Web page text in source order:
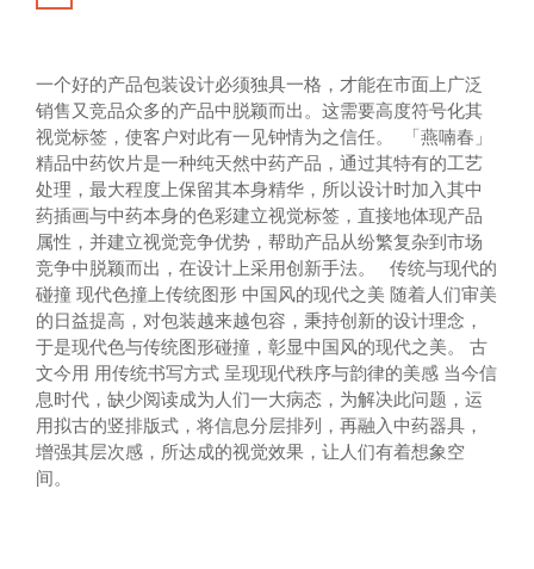
一个好的产品包装设计必须独具一格，才能在市面上广泛
销售又竞品众多的产品中脱颖而出。这需要高度符号化其
视觉标签，使客户对此有一见钟情为之信任。 「燕喃春」
精品中药饮片是一种纯天然中药产品，通过其特有的工艺
处理，最大程度上保留其本身精华，所以设计时加入其中
药插画与中药本身的色彩建立视觉标签，直接地体现产品
属性，并建立视觉竞争优势，帮助产品从纷繁复杂到市场
竞争中脱颖而出，在设计上采用创新手法。 传统与现代的
碰撞 现代色撞上传统图形 中国风的现代之美 随着人们审美
的日益提高，对包装越来越包容，秉持创新的设计理念，
于是现代色与传统图形碰撞，彰显中国风的现代之美。 古
文今用 用传统书写方式 呈现现代秩序与韵律的美感 当今信
息时代，缺少阅读成为人们一大病态，为解决此问题，运
用拟古的竖排版式，将信息分层排列，再融入中药器具，
增强其层次感，所达成的视觉效果，让人们有着想象空
间。